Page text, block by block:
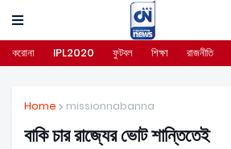
করোনা IPL2020 ফুটবল শিক্ষা রাজনীতি
Home missionnabanna
বাকি চার রাজ্যের ভোট শান্তিতেই